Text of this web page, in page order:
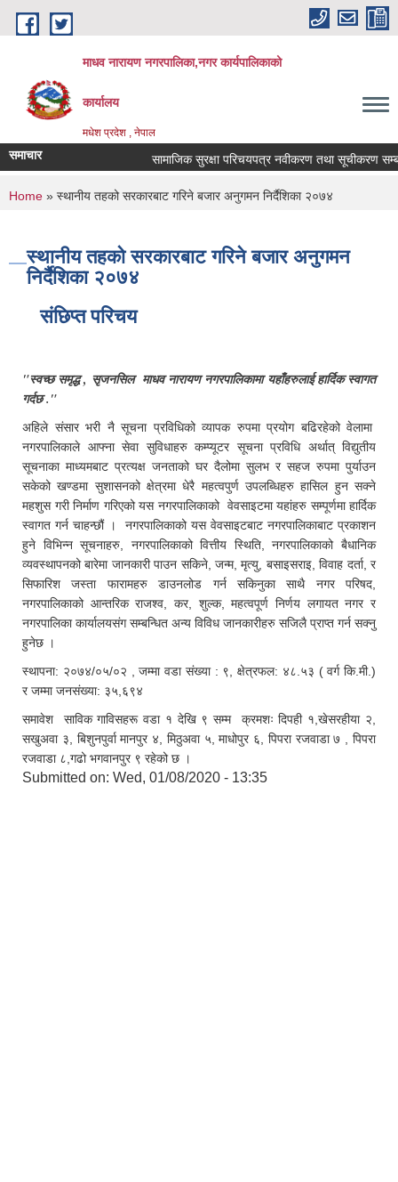
Skip to main content
माधव नारायण नगरपालिका,नगर कार्यपालिकाको
कार्यालय
मधेश प्रदेश , नेपाल
समाचार सामाजिक सुरक्षा परिचयपत्र नवीकरण तथा सूचीकरण
You are here
Home » स्थानीय तहको सरकारबाट गरिने बजार अनुगमन निर्दैशिका २०७४
स्थानीय तहको सरकारबाट गरिने बजार अनुगमन
निर्दैशिका २०७४
संछिप्त परिचय
"स्वच्छ समृद्ध , सृजनसिल माधव नारायण नगरपालिकामा यहाँहरुलाई हार्दिक स्वागत
गर्दछ ."
अहिले संसार भरी नै सूचना प्रविधिको व्यापक रुपमा प्रयोग बढिरहेको वेलामा
नगरपालिकाले आफ्ना सेवा सुविधाहरु कम्प्यूटर सूचना प्रविधि अर्थात् विद्युतीय
सूचनाका माध्यमबाट प्रत्यक्ष जनताको घर दैलोमा सुलभ र सहज रुपमा पुर्याउन
सकेको खण्डमा सुशासनको क्षेत्रमा धेरै महत्वपुर्ण उपलब्धिहरु हासिल हुन सक्ने
महशुस गरी निर्माण गरिएको यस नगरपालिकाको वेवसाइटमा यहांहरु सम्पूर्णमा हार्दिक
स्वागत गर्न चाहन्छौं । नगरपालिकाको यस वेवसाइटबाट नगरपालिकाबाट प्रकाशन
हुने विभिन्न सूचनाहरु, नगरपालिकाको वित्तीय स्थिति, नगरपालिकाको बैधानिक
व्यवस्थापनको बारेमा जानकारी पाउन सकिने, जन्म, मृत्यु, बसाइसराइ, विवाह दर्ता, र
सिफारिश जस्ता फारामहरु डाउनलोड गर्न सकिनुका साथै नगर परिषद,
नगरपालिकाको आन्तरिक राजश्व, कर, शुल्क, महत्वपूर्ण निर्णय लगायत नगर र
नगरपालिका कार्यालयसंग सम्बन्धित अन्य विविध जानकारीहरु सजिलै प्राप्त गर्न सक्नु
हुनेछ ।
स्थापना: २०७४/०५/०२ , जम्मा वडा संख्या : ९, क्षेत्रफल: ४८.५३ ( वर्ग कि.मी.)
र जम्मा जनसंख्या: ३५,६९४
समावेश साविक गाविसहरू वडा १ देखि ९ सम्म क्रमशः दिपही १,खेसरहीया २,
सखुअवा ३, बिशुनपुर्वा मानपुर ४, मिठुअवा ५, माधोपुर ६, पिपरा रजवाडा ७ , पिपरा
रजवाडा ८,गढो भगवानपुर ९ रहेको छ ।
Submitted on: Wed, 01/08/2020 - 13:35